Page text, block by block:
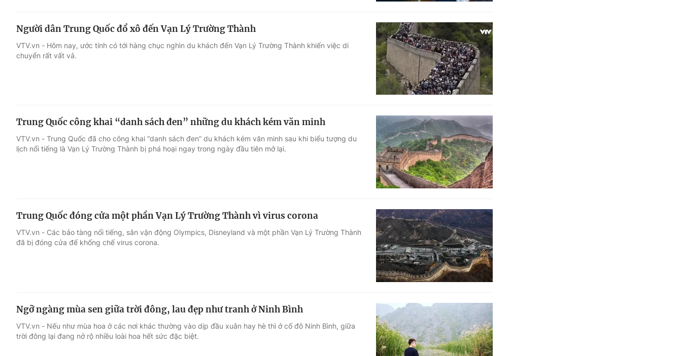
Người dân Trung Quốc đổ xô đến Vạn Lý Trường Thành
VTV.vn - Hôm nay, ước tính có tới hàng chục nghìn du khách đến Vạn Lý Trường Thành khiến việc di
chuyển rất vất vả.
Trung Quốc công khai “danh sách đen” những du khách kém văn minh
VTV.vn - Trung Quốc đã cho công khai “danh sách đen” du khách kém văn minh sau khi biểu tượng du
lịch nổi tiếng là Vạn Lý Trường Thành bị phá hoại ngay trong ngày đầu tiên mở lại.
Trung Quốc đóng cửa một phần Vạn Lý Trường Thành vì virus corona
VTV.vn - Các bảo tàng nổi tiếng, sân vận động Olympics, Disneyland và một phần Vạn Lý Trường Thành
đã bị đóng cửa để khống chế virus corona.
Ngỡ ngàng mùa sen giữa trời đông, lau đẹp như tranh ở Ninh Bình
VTV.vn - Nếu như mùa hoa ở các nơi khác thường vào dịp đầu xuân hay hè thì ở cố đô Ninh Bình, giữa
trời đông lại đang nở rộ nhiều loài hoa hết sức đặc biệt.